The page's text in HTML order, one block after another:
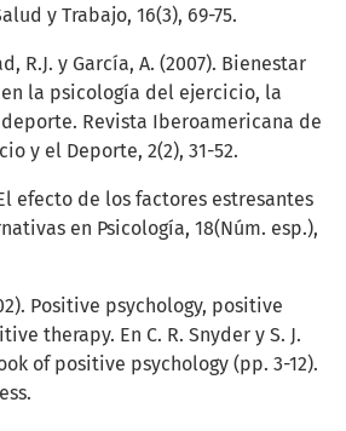
y Trabajo, 16(3), 69-75.
R.J. y García, A. (2007). Bienestar
la psicología del ejercicio, la
Revista Iberoamericana de
y el Deporte, 2(2), 31-52.
El efecto de los factores estresantes
en Psicología, 18(Núm. esp.),
Positive psychology, positive
therapy. En C. R. Snyder y S. J.
of positive psychology (pp. 3-12).